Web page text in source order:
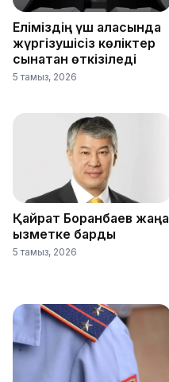
Еліміздің үш қаласында
жүргізушісіз көліктер
сынақтан өткізіледі
5 тамыз, 2026
Қайрат Боранбаев жаңа
қызметке барды
5 тамыз, 2026